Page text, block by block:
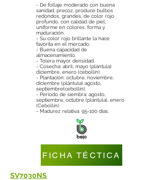
- De follaje moderado con buena
sanidad, precoz, produce bulbos
redondos, grandes, de color rojo
profundo, con calidad de piel,
uniforme en colores, forma y
maduración.
- Su color rojo brillante la hace
favorita en el mercado.
- Buena capacidad de
almacenamiento.
- Tolera mayor densidad.
- Cosecha: abril, mayo (plántula)
diciembre, enero (cebollín).
- Plantación: octubre, noviembre,
diciembre (plántula) agosto,
septiembre(cebollín).
- Período de siembra: agosto,
septiembre, octubre (plántula), enero
(Cebollín).
- Madurez relativa: 95-100 días.
FICHA TÉCTICA
SV7030NS